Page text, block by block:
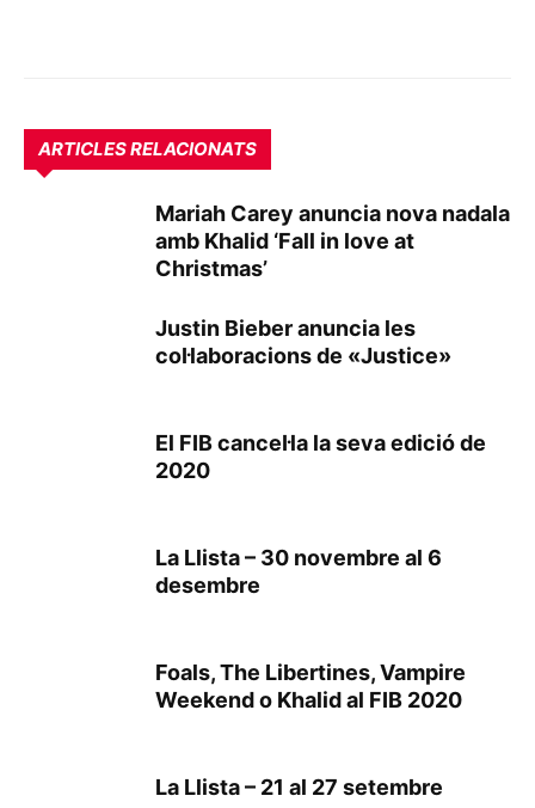
ARTICLES RELACIONATS
Mariah Carey anuncia nova nadala
amb Khalid ‘Fall in love at
Christmas’
Justin Bieber anuncia les
col·laboracions de «Justice»
El FIB cancel·la la seva edició de
2020
La Llista – 30 novembre al 6
desembre
Foals, The Libertines, Vampire
Weekend o Khalid al FIB 2020
La Llista – 21 al 27 setembre